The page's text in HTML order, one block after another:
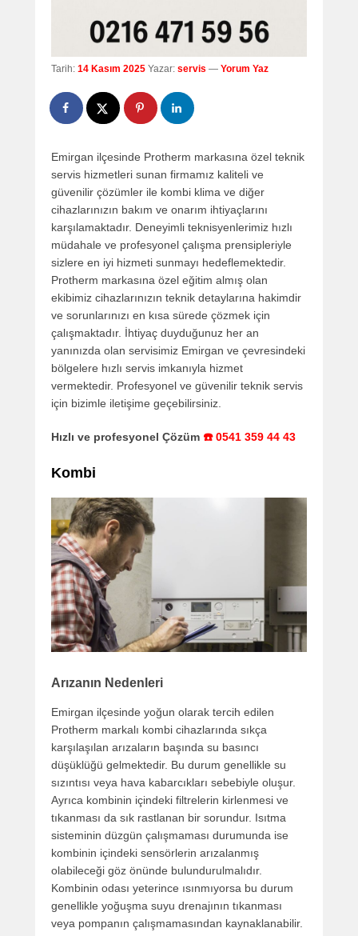
Tarih: 14 Kasım 2025 Yazar: servis — Yorum Yaz
Emirgan ilçesinde Protherm markasına özel teknik
servis hizmetleri sunan firmamız kaliteli ve
güvenilir çözümler ile kombi klima ve diğer
cihazlarınızın bakım ve onarım ihtiyaçlarını
karşılamaktadır. Deneyimli teknisyenlerimiz hızlı
müdahale ve profesyonel çalışma prensipleriyle
sizlere en iyi hizmeti sunmayı hedeflemektedir.
Protherm markasına özel eğitim almış olan
ekibimiz cihazlarınızın teknik detaylarına hakimdir
ve sorunlarınızı en kısa sürede çözmek için
çalışmaktadır. İhtiyaç duyduğunuz her an
yanınızda olan servisimiz Emirgan ve çevresindeki
bölgelere hızlı servis imkanıyla hizmet
vermektedir. Profesyonel ve güvenilir teknik servis
için bizimle iletişime geçebilirsiniz.
Hızlı ve profesyonel Çözüm ☎️ 0541 359 44 43
Kombi
Arızanın Nedenleri
Emirgan ilçesinde yoğun olarak tercih edilen
Protherm markalı kombi cihazlarında sıkça
karşılaşılan arızaların başında su basıncı
düşüklüğü gelmektedir. Bu durum genellikle su
sızıntısı veya hava kabarcıkları sebebiyle oluşur.
Ayrıca kombinin içindeki filtrelerin kirlenmesi ve
tıkanması da sık rastlanan bir sorundur. Isıtma
sisteminin düzgün çalışmaması durumunda ise
kombinin içindeki sensörlerin arızalanmış
olabileceği göz önünde bulundurulmalıdır.
Kombinin odası yeterince ısınmıyorsa bu durum
genellikle yoğuşma suyu drenajının tıkanması
veya pompanın çalışmamasından kaynaklanabilir.